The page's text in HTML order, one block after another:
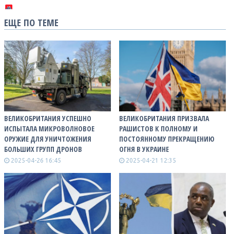
ЕЩЕ ПО ТЕМЕ
ВЕЛИКОБРИТАНИЯ УСПЕШНО
ИСПЫТАЛА МИКРОВОЛНОВОЕ
ОРУЖИЕ ДЛЯ УНИЧТОЖЕНИЯ
БОЛЬШИХ ГРУПП ДРОНОВ
2025-04-26 16:45
ВЕЛИКОБРИТАНИЯ ПРИЗВАЛА
РАШИСТОВ К ПОЛНОМУ И
ПОСТОЯННОМУ ПРЕКРАЩЕНИЮ
ОГНЯ В УКРАИНЕ
2025-04-21 12:35